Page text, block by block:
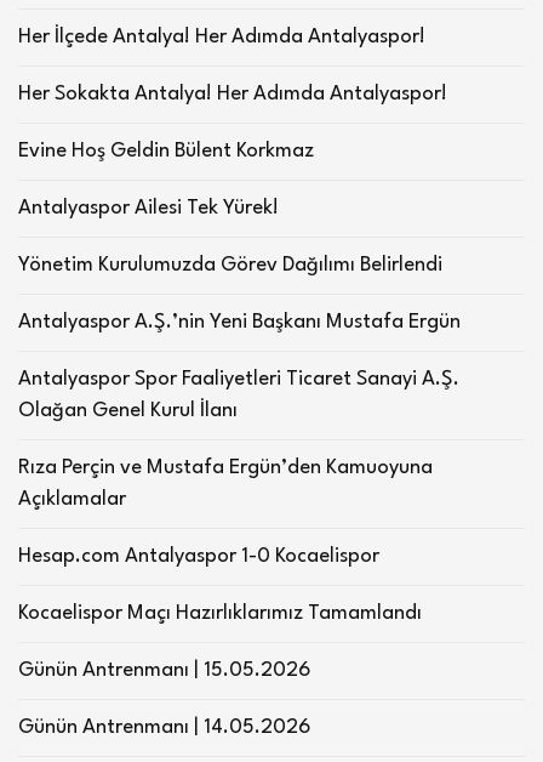
Her İlçede Antalya! Her Adımda Antalyaspor!
Her Sokakta Antalya! Her Adımda Antalyaspor!
Evine Hoş Geldin Bülent Korkmaz
Antalyaspor Ailesi Tek Yürek!
Yönetim Kurulumuzda Görev Dağılımı Belirlendi
Antalyaspor A.Ş.’nin Yeni Başkanı Mustafa Ergün
Antalyaspor Spor Faaliyetleri Ticaret Sanayi A.Ş.
Olağan Genel Kurul İlanı
Rıza Perçin ve Mustafa Ergün’den Kamuoyuna
Açıklamalar
Hesap.com Antalyaspor 1-0 Kocaelispor
Kocaelispor Maçı Hazırlıklarımız Tamamlandı
Günün Antrenmanı | 15.05.2026
Günün Antrenmanı | 14.05.2026